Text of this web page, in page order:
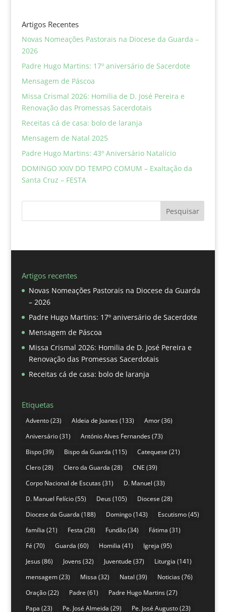
Artigos Recentes
Novas Nomeações Pastorais na Diocese da Guarda –
2026
Padre Hugo Martins: 17º aniversário de Sacerdote
Mensagem de Páscoa
Missa Crismal 2026: Homilia de D. José Pereira e
Renovação das Promessas Sacerdotais
Receitas cá de casa: bolo de laranja
Mensagem de Natal 2025
Padre Hugo Martins: 43º Aniversário Natalício
DOMINGO XXIV DO TEMPO COMUM – Exaltação da
Santa Cruz – FESTA
Pesquisar
Artigos recentes
Novas Nomeações Pastorais na Diocese da Guarda
– 2026
Padre Hugo Martins: 17º aniversário de Sacerdote
Mensagem de Páscoa
Missa Crismal 2026: Homilia de D. José Pereira e
Renovação das Promessas Sacerdotais
Receitas cá de casa: bolo de laranja
Etiquetas
Advento(23) Aldeia de Joanes(133) Amor(36)
Aniversário(31) António Alves Fernandes(73)
Bispo(39) Bispo da Guarda (115) Catequese (21)
Clero(28) Clero da Guarda (28) CNE (39)
Corpo Nacional de Escutas(31) D. Manuel (33)
D. Manuel Felício(55) Deus(105) Diocese (28)
Diocese da Guarda (188) Domingo(143) Escutismo(45)
família (21) Festa (28) Fundão(34) Fátima (31)
Fé (70) Guarda (60) Homilia (41) Igreja (95)
Jesus(86) Jovens(32) Juventude (37) Liturgia (141)
mensagem(23) Missa (32) Natal (39) Noticias(76)
Oração(22) Padre (61) Padre Hugo Martins(27)
Papa (23) Pe. José Almeida (29) Pe. José Augusto(23)